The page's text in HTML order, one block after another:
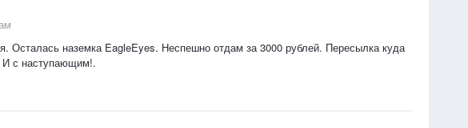
Осталась наземка EagleEyes. Неспешно отдам за 3000 рублей. Пересылка куда
И с наступающим!.